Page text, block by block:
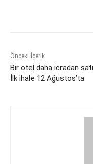
Önceki İçerik
Bir otel daha icradan
İlk ihale 12 Ağustos’ta